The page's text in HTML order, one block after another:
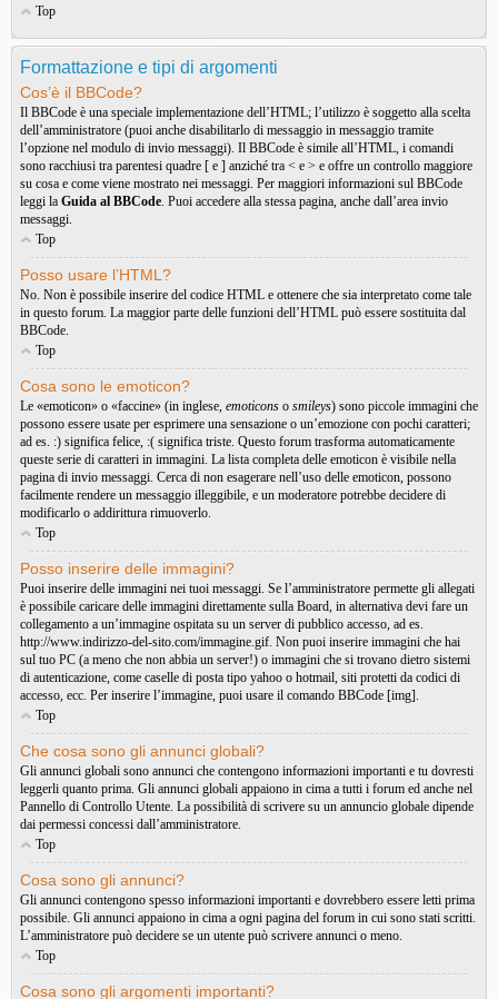
Top
Formattazione e tipi di argomenti
Cos’è il BBCode?
Il BBCode è una speciale implementazione dell’HTML; l’utilizzo è soggetto alla scelta
dell’amministratore (puoi anche disabilitarlo di messaggio in messaggio tramite
l’opzione nel modulo di invio messaggi). Il BBCode è simile all’HTML, i comandi
sono racchiusi tra parentesi quadre [ e ] anziché tra < e > e offre un controllo maggiore
su cosa e come viene mostrato nei messaggi. Per maggiori informazioni sul BBCode
leggi la Guida al BBCode. Puoi accedere alla stessa pagina, anche dall’area invio
messaggi.
Top
Posso usare l’HTML?
No. Non è possibile inserire del codice HTML e ottenere che sia interpretato come tale
in questo forum. La maggior parte delle funzioni dell’HTML può essere sostituita dal
BBCode.
Top
Cosa sono le emoticon?
Le «emoticon» o «faccine» (in inglese, emoticons o smileys) sono piccole immagini che
possono essere usate per esprimere una sensazione o un’emozione con pochi caratteri;
ad es. :) significa felice, :( significa triste. Questo forum trasforma automaticamente
queste serie di caratteri in immagini. La lista completa delle emoticon è visibile nella
pagina di invio messaggi. Cerca di non esagerare nell’uso delle emoticon, possono
facilmente rendere un messaggio illeggibile, e un moderatore potrebbe decidere di
modificarlo o addirittura rimuoverlo.
Top
Posso inserire delle immagini?
Puoi inserire delle immagini nei tuoi messaggi. Se l’amministratore permette gli allegati
è possibile caricare delle immagini direttamente sulla Board, in alternativa devi fare un
collegamento a un’immagine ospitata su un server di pubblico accesso, ad es.
http://www.indirizzo-del-sito.com/immagine.gif. Non puoi inserire immagini che hai
sul tuo PC (a meno che non abbia un server!) o immagini che si trovano dietro sistemi
di autenticazione, come caselle di posta tipo yahoo o hotmail, siti protetti da codici di
accesso, ecc. Per inserire l’immagine, puoi usare il comando BBCode [img].
Top
Che cosa sono gli annunci globali?
Gli annunci globali sono annunci che contengono informazioni importanti e tu dovresti
leggerli quanto prima. Gli annunci globali appaiono in cima a tutti i forum ed anche nel
Pannello di Controllo Utente. La possibilità di scrivere su un annuncio globale dipende
dai permessi concessi dall’amministratore.
Top
Cosa sono gli annunci?
Gli annunci contengono spesso informazioni importanti e dovrebbero essere letti prima
possibile. Gli annunci appaiono in cima a ogni pagina del forum in cui sono stati scritti.
L’amministratore può decidere se un utente può scrivere annunci o meno.
Top
Cosa sono gli argomenti importanti?